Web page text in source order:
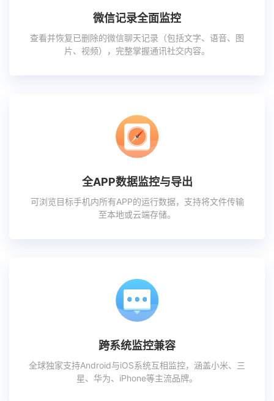
微信记录全面监控
查看并恢复已删除的微信聊天记录（包括文字、语音、图
片、视频），完整掌握通讯社交内容。
全APP数据监控与导出
可浏览目标手机内所有APP的运行数据，支持将文件传输
至本地或云端存储。
跨系统监控兼容
全球独家支持Android与iOS系统互相监控，涵盖小米、三
星、华为、iPhone等主流品牌。